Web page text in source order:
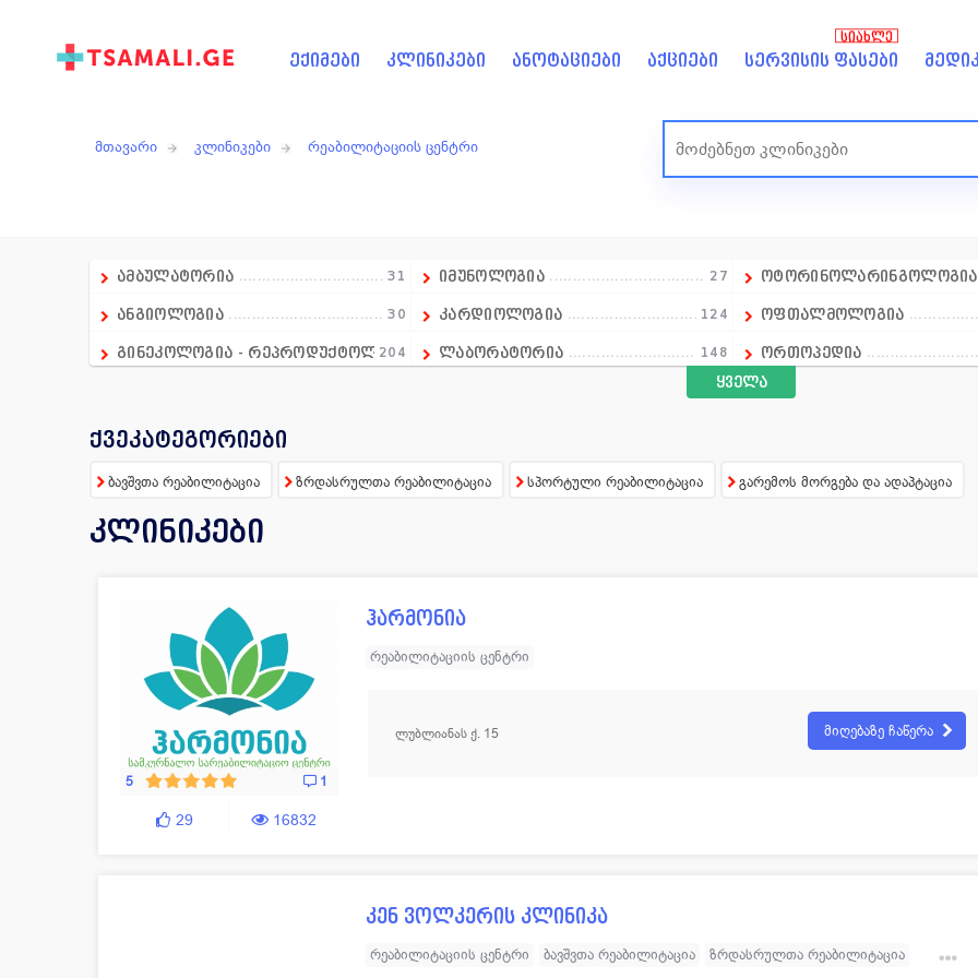
ექიმები კლინიკები ანოტაციები აქციები სერვისის ფასები
ᲡᲘᲐᲮᲚᲔ
მთავარი კლინიკები რეაბილიტაციის ცენტრი
ამბულატორია 31
ანგიოლოგია 30
გინეკოლოგია - რეპროდუქტოლოგია
204
დიაგნოსტიკა
ესთეტიკური მედიცინა
53
იმუნოლოგია 27
კარდიოლოგია 124
ლაბორატორია 148
18
ონკოლოგია
ოტორინოლარინგოლოგია
ოფთალმოლოგია
ორთოპედია
ოსტეოპათია
ყველა
ქვეკატეგორიები
ბავშვთა რეაბილიტაცია ზრდასრულთა რეაბილიტაცია სპორტული რეაბილიტაცია გარემოს მორგება და ადაპტაცია
კლინიკები
5 1
29 16832
ჰარმონია
რეაბილიტაციის ცენტრი
ლუბლიანას ქ. 15 მიღებაზე ჩაწერა
კენ ვოლკერის კლინიკა
რეაბილიტაციის ცენტრი ბავშვთა რეაბილიტაცია
ზრდასრულთა რეაბილიტაცია